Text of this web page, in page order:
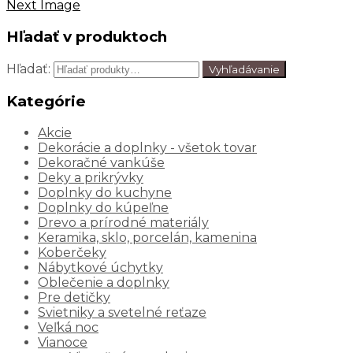
Next Image
Hľadať v produktoch
Hľadať: Vyhľadávanie
Kategórie
Akcie
Dekorácie a doplnky - všetok tovar
Dekoračné vankúše
Deky a prikrývky
Doplnky do kuchyne
Doplnky do kúpeľne
Drevo a prírodné materiály
Keramika, sklo, porcelán, kamenina
Koberčeky
Nábytkové úchytky
Oblečenie a doplnky
Pre detičky
Svietniky a svetelné reťaze
Veľká noc
Vianoce